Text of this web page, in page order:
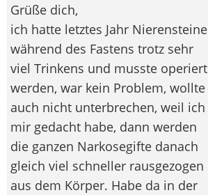
Grüße dich,
ich hatte letztes Jahr Nierensteine
während des Fastens trotz sehr
viel Trinkens und musste operiert
werden, war kein Problem, wollte
auch nicht unterbrechen, weil ich
mir gedacht habe, dann werden
die ganzen Narkosegifte danach
gleich viel schneller rausgezogen
aus dem Körper. Habe da in der